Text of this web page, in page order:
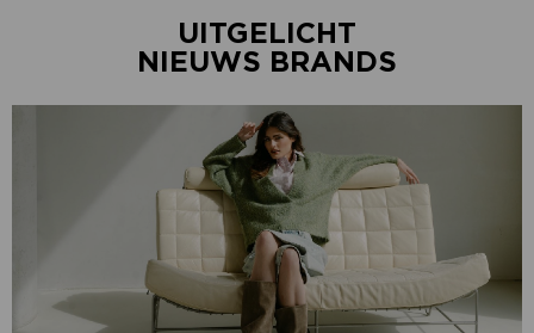
UITGELICHT
NIEUWS BRANDS